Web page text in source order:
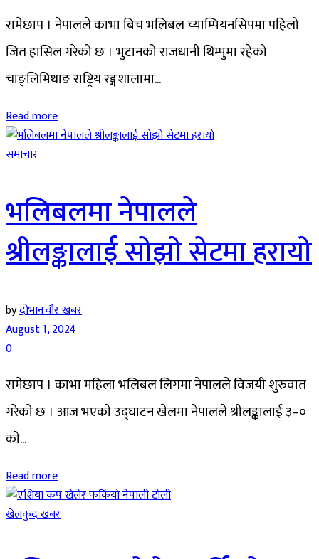
रामेछाप । नेपालले काभा बिच भलिबल च्याम्पियनसिपमा पहिलो
जित हासिल गरेको छ । भुटानको राजधानी थिम्पुमा रहेको
चाङ्लिमिथाङ राष्ट्रिय रङ्गशालामा...
Read more
समाचार
भलिबलमा नेपालले
श्रीलङ्कालाई साेझाे सेटमा हरायाे
byदोभानचौर खबर
August 1, 2024
0
रामेछाप । काभा महिला भलिबल लिगमा नेपालले विजयी शुरुवात
गरेकाे छ । आज भएकाे उद्घाटन खेलमा नेपालले श्रीलङ्कालाई ३–०
काे...
Read more
खेलकुद खबर